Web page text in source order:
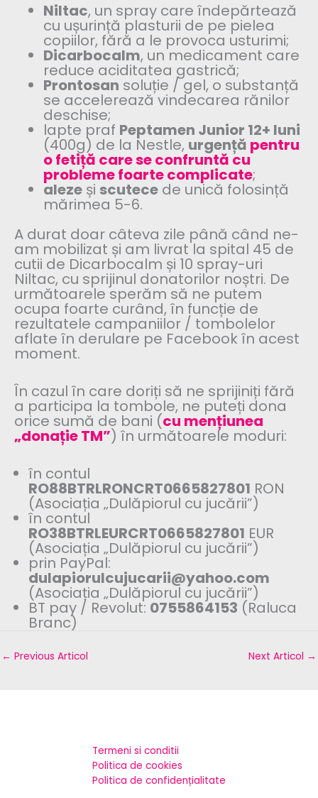
Niltac, un spray care îndepărtează
cu ușurință plasturii de pe pielea
copiilor, fără a le provoca usturimi;
Dicarbocalm, un medicament care
reduce aciditatea gastrică;
Prontosan soluție / gel, o substanță
se accelerează vindecarea rănilor
deschise;
lapte praf Peptamen Junior 12+ luni
(400g) de la Nestle, urgență pentru
o fetiță care se confruntă cu
probleme foarte complicate;
aleze șiscutece de unică folosință
mărimea 5-6.
A durat doar câteva zile până când ne-
am mobilizat și am livrat la spital 45 de
cutii de Dicarbocalm și 10 spray-uri
Niltac, cu sprijinul donatorilor noștri. De
următoarele sperăm să ne putem
ocupa foarte curând, în funcție de
rezultatele campaniilor / tombolelor
aflate în derulare pe Facebook în acest
moment.
În cazul în care doriți să ne sprijiniți fără
a participa la tombole, ne puteți dona
orice sumă de bani (cu mențiunea
„donație TM”) în următoarele moduri:
în contul
RO88BTRLRONCRT0665827801 RON
(Asociația „Dulăpiorul cu jucării”)
în contul
RO38BTRLEURCRT0665827801 EUR
(Asociația „Dulăpiorul cu jucării”)
prin PayPal:
dulapiorulcujucarii@yahoo.com
(Asociația „Dulăpiorul cu jucării”)
BT pay / Revolut: 0755864153 (Raluca
Branc)
← Previous Articol Next Articol →
Termeni si conditii
Politica de cookies
Politica de confidențialitate